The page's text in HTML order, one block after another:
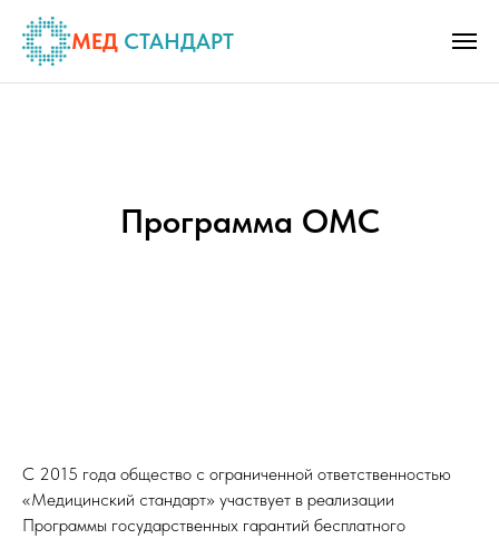
МЕД СТАНДАРТ
Программа ОМС
С 2015 года общество с ограниченной ответственностью
«Медицинский стандарт» участвует в реализации
Программы государственных гарантий бесплатного